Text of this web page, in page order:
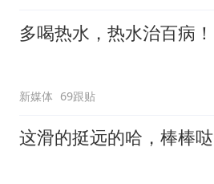
多喝热水，热水治百病！
新媒体 69跟贴
这滑的挺远的哈，棒棒哒